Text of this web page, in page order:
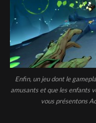
Enfin, un jeu dont le
amusants et que les enfants
vous présentons